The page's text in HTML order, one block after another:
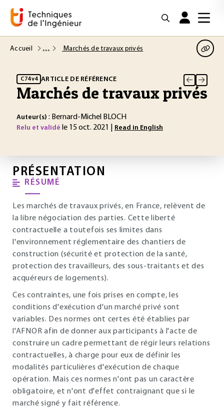
Accueil Marchés de travaux privés
C74 v4 ARTICLE DE RÉFÉRENCE
Marchés de travaux privés
Auteur(s) : Bernard-Michel BLOCH
Relu et validé le 15 oct. 2021 | Read in English
PRÉSENTATION
RÉSUMÉ
Les marchés de travaux privés, en France, relèvent de
la libre négociation des parties. Cette liberté
contractuelle a toutefois ses limites dans
l'environnement réglementaire des chantiers de
construction (sécurité et protection de la santé,
protection des travailleurs, des sous-traitants et des
acquéreurs de logements).
Ces contraintes, une fois prises en compte, les
conditions d'exécution d'un marché privé sont
variables. Des normes ont certes été établies par
l'AFNOR afin de donner aux participants à l'acte de
construire un cadre permettant de régir leurs relations
contractuelles, à charge pour eux de définir les
modalités particulières d'exécution de chaque
opération. Mais ces normes n'ont pas un caractère
obligatoire, et n'ont d'effet contraignant que si le
marché signé y fait référence.